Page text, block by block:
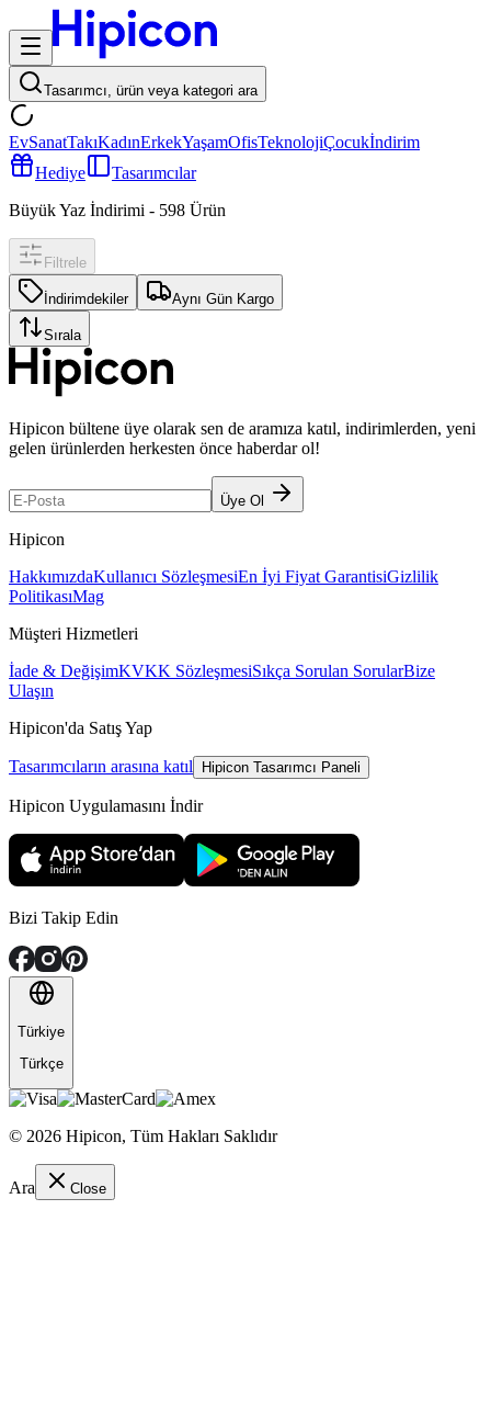
Tasarımcı, ürün veya kategori ara
EvSanatTakıKadınErkekYaşamOfisTeknolojiÇocukİndirim
Hediye
Tasarımcılar
Büyük Yaz İndirimi - 598 Ürün
Filtrele
İndirimdekiler Aynı Gün Kargo
Sırala
Hipicon bültene üye olarak sen de aramıza katıl, indirimlerden, yeni
gelen ürünlerden herkesten önce haberdar ol!
Üye Ol
Hipicon
HakkımızdaKullanıcı SözleşmesiEn İyi Fiyat GarantisiGizlilik
PolitikasıMag
Müşteri Hizmetleri
İade & DeğişimKVKK SözleşmesiSıkça Sorulan SorularBize
Ulaşın
Hipicon'da Satış Yap
Tasarımcıların arasına katıl Hipicon Tasarımcı Paneli
Hipicon Uygulamasını İndir
Bizi Takip Edin
Türkiye
Türkçe
© 2026 Hipicon, Tüm Hakları Saklıdır
Ara Close